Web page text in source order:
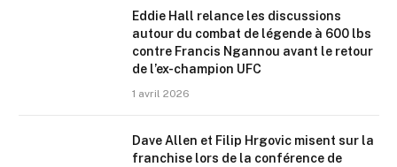
Eddie Hall relance les discussions
autour du combat de légende à 600 lbs
contre Francis Ngannou avant le retour
de l’ex-champion UFC
1 avril 2026
Dave Allen et Filip Hrgovic misent sur la
franchise lors de la conférence de